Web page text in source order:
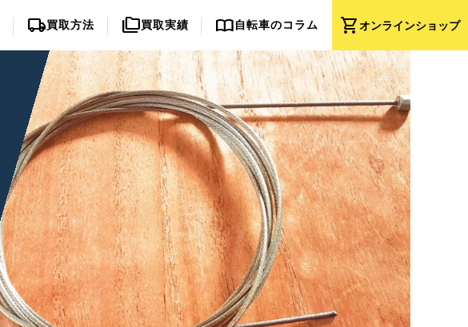
shopping_cartオンラインショップ
local_shipping買取方法 folder_copy買取実績 import_contacts自転車のコラム